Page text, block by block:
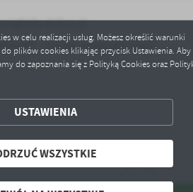
w celu realizacji usług. Możesz określić warunki
plików cookies klikając przycisk Ustawienia. Aby
do zapoznania się z Polityką Cookies oraz
USTAWIENIA
WSZYSTKIE
ZAPISZ WYBRANE
NA WSZYSTKIE
by dolice.pl
- Portale nowej generacji